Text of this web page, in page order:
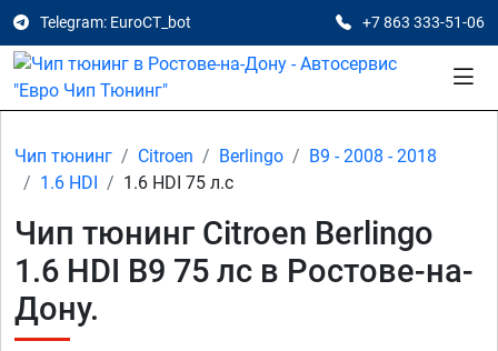
Telegram: EuroCT_bot +7 863 333-51-06
Чип тюнинг Citroen Berlingo
B9 - 2008 - 2018
1.6 HDI
1.6 HDI 75 л.с
Чип тюнинг Citroen Berlingo
1.6 HDI B9 75 лс в Ростове-на-
Дону.